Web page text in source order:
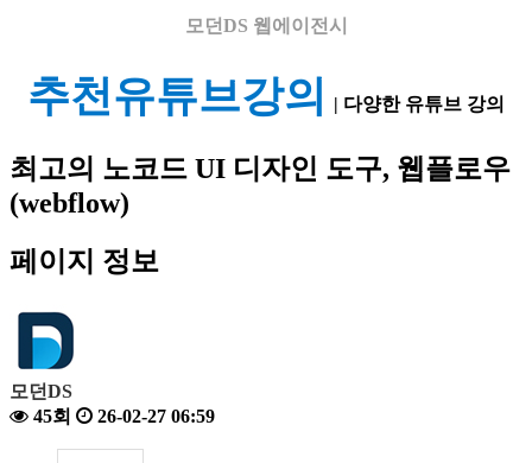
모던DS 웹에이전시
추천유튜브강의 | 다양한 유튜브 강의
최고의 노코드 UI 디자인 도구, 웹플로우
(webflow)
페이지 정보
모던DS
45회
26-02-27 06:59